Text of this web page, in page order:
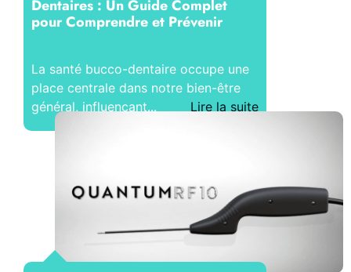
Dentaires : Un Guide Complet
pour Comprendre et Prévenir
La santé bucco-dentaire occupe une
place centrale dans notre bien-être
général, influençant...
Lire la suite